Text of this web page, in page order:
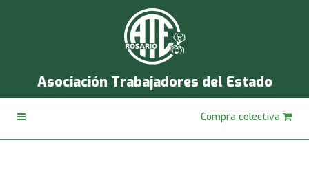
Asociación Trabajadores del Estado
Compra colectiva